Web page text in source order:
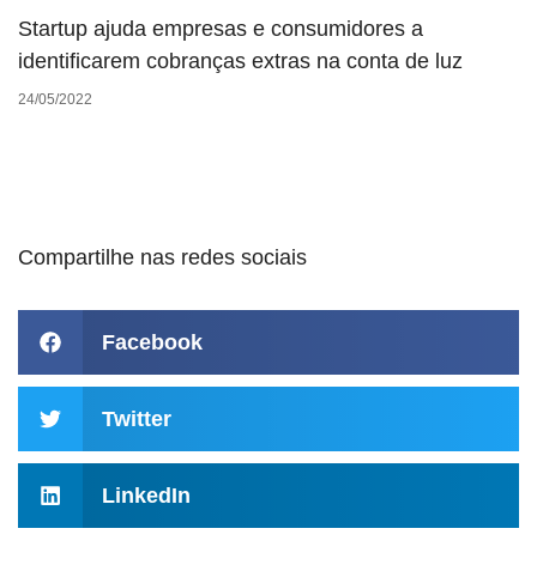
Startup ajuda empresas e consumidores a
identificarem cobranças extras na conta de luz
24/05/2022
Compartilhe nas redes sociais
Facebook
Twitter
LinkedIn